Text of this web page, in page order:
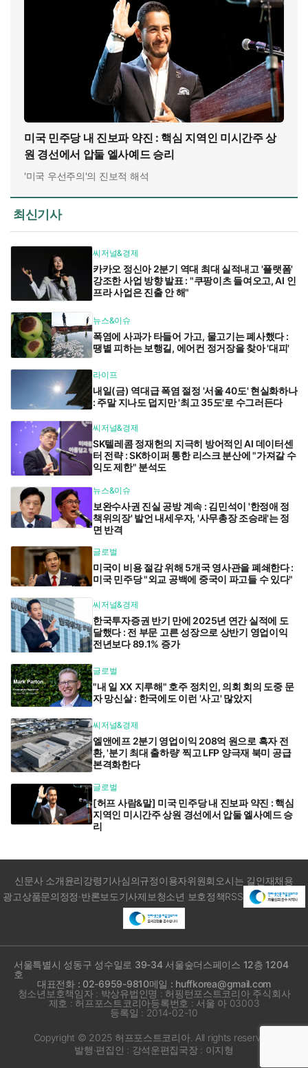
미국 민주당 내 진보파 약진 : 핵심 지역인 미시간주 상
원 경선에서 압둘 엘사예드 승리
'미국 우선주의'의 진보적 해석
최신기사
씨저널&경제
카카오 정신아 2분기 역대 최대 실적내고 '플랫폼'
강조한 사업 방향 발표 : "쿠팡이츠 들여오고, AI 인
프라 사업은 진출 안 해"
뉴스&이슈
폭염에 사과가 타들어 가고, 물고기는 폐사했다 :
땡볕 피하는 보행길, 에어컨 정거장을 찾아 '대피'
라이프
내일(금) 역대급 폭염 절정 '서울 40도' 현실화하나
: 주말 지나도 덥지만 '최고 35도'로 수그러든다
씨저널&경제
SK텔레콤 정재헌의 지극히 방어적인 AI 데이터센
터 전략 : SK하이퍼 통한 리스크 분산에 "가져갈 수
익도 제한" 분석도
뉴스&이슈
보완수사권 진실 공방 계속 : 김민석이 '한정애 정
책위의장' 발언 내세우자, '사무총장 조승래'는 정
면 반격
글로벌
미국이 비용 절감 위해 5개국 영사관을 폐쇄한다 :
미국 민주당 "외교 공백에 중국이 파고들 수 있다"
씨저널&경제
한국투자증권 반기 만에 2025년 연간 실적에 도
달했다 : 전 부문 고른 성장으로 상반기 영업이익
전년보다 89.1% 증가
글로벌
"내 일 XX 지루해" 호주 정치인, 의회 회의 도중 문
자 망신살 : 한국에도 이런 '사고' 많았지
씨저널&경제
엘앤에프 2분기 영업이익 208억 원으로 흑자 전
환, '분기 최대 출하량' 찍고 LFP 양극재 북미 공급
본격화한다
글로벌
[허프 사람&말] 미국 민주당 내 진보파 약진 : 핵심
지역인 미시간주 상원 경선에서 압둘 엘사예드 승
리
신문사 소개윤리강령기사심의규정이용자위원회오시는 길인재채용
광고상품문의정정·반론보도기사제보청소년 보호정책RSS
서울특별시 성동구 성수일로 39-34 서울숲더스페이스 12층 1204
호
대표전화 : 02-6959-9810메일 : huffkorea@gmail.com
청소년보호책임자 : 박상유법인명 : 허핑턴포스트코리아 주식회사
제호 : 허프포스트코리아등록번호 : 서울 아 03003
등록일 : 2014-02-10
Copyright © 2025 허프포스트코리아. All rights reserved.
발행·편집인 : 강석운편집국장 : 이지형